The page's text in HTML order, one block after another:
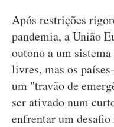
Após restrições
pandemia, a União
outono a um
livres, mas os
um "travão de
ser ativado num
enfrentar um desafio